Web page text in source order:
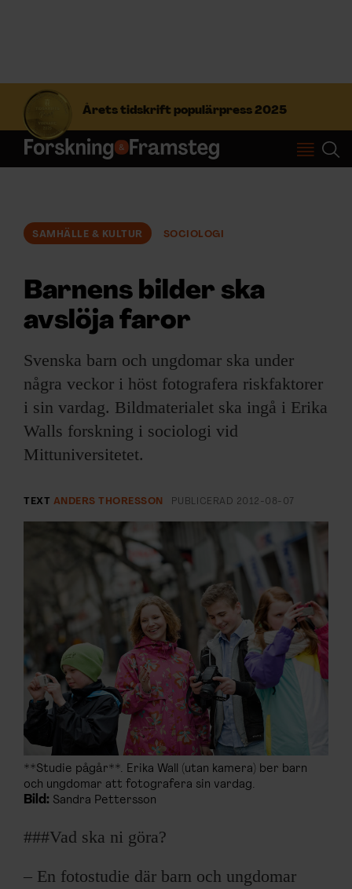
Årets tidskrift populärpress 2025
S
f
t
Prenumerera
ÄMNEN
ARKIV & E-TIDNING
LYSSNA/PODD
EVENEMANG & RESOR
KONTAKTA F&F
PRENUMERERA PÅ F&F
ANNONSERA I F&F
OM F&F
SAMHÄLLE & KULTUR SOCIOLOGI
Barnens bilder ska
avslöja faror
Svenska barn och ungdomar ska under
några veckor i höst fotografera riskfaktorer
i sin vardag. Bildmaterialet ska ingå i Erika
Walls forskning i sociologi vid
Mittuniversitetet.
TEXT ANDERS THORESSON PUBLICERAD 2012-08-07
**Studie pågår**. Erika Wall (utan kamera) ber barn
och ungdomar att fotografera sin vardag.
Bild: Sandra Pettersson
###Vad ska ni göra?
– En fotostudie där barn och ungdomar